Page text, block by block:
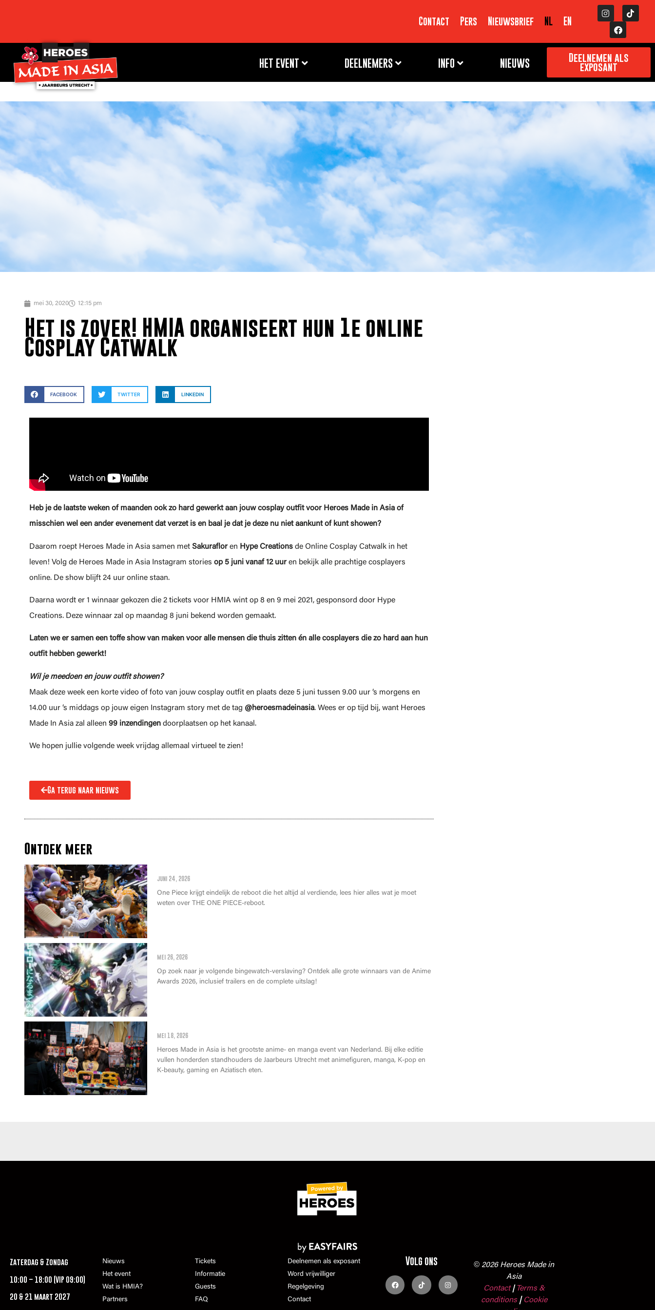
Contact Pers Nieuwsbrief NL EN
HET EVENT DEELNEMERS INFO NIEUWS Deelnemen als
exposant
mei 30, 2020 12:15 pm
Het is zover! HMIA organiseert hun 1e online
Cosplay Catwalk
FACEBOOK TWITTER LINKEDIN
Heb je de laatste weken of maanden ook zo hard gewerkt aan jouw cosplay outfit voor Heroes Made in Asia of
misschien wel een ander evenement dat verzet is en baal je dat je deze nu niet aankunt of kunt showen?
Daarom roept Heroes Made in Asia samen met Sakuraflor en Hype Creations de Online Cosplay Catwalk in het
leven! Volg de Heroes Made in Asia Instagram stories op 5 juni vanaf 12 uur en bekijk alle prachtige cosplayers
online. De show blijft 24 uur online staan.
Daarna wordt er 1 winnaar gekozen die 2 tickets voor HMIA wint op 8 en 9 mei 2021, gesponsord door Hype
Creations. Deze winnaar zal op maandag 8 juni bekend worden gemaakt.
Laten we er samen een toffe show van maken voor alle mensen die thuis zitten én alle cosplayers die zo hard aan hun
outfit hebben gewerkt!
Wil je meedoen en jouw outfit showen?
Maak deze week een korte video of foto van jouw cosplay outfit en plaats deze 5 juni tussen 9.00 uur ‘s morgens en
14.00 uur ‘s middags op jouw eigen Instagram story met de tag @heroesmadeinasia. Wees er op tijd bij, want Heroes
Made In Asia zal alleen 99 inzendingen doorplaatsen op het kanaal.
We hopen jullie volgende week vrijdag allemaal virtueel te zien!
Ga terug naar nieuws
Ontdek meer
juni 24, 2026
One Piece krijgt eindelijk de reboot die het altijd al verdiende, lees hier alles wat je moet
weten over THE ONE PIECE-reboot.
mei 26, 2026
Op zoek naar je volgende bingewatch-verslaving? Ontdek alle grote winnaars van de Anime
Awards 2026, inclusief trailers en de complete uitslag!
mei 18, 2026
Heroes Made in Asia is het grootste anime- en manga event van Nederland. Bij elke editie
vullen honderden standhouders de Jaarbeurs Utrecht met animefiguren, manga, K-pop en
K-beauty, gaming en Aziatisch eten.
Zaterdag & Zondag
10:00 – 18:00 (VIP 09:00)
20 & 21 maart 2027
Nieuws
Het event
Wat is HMIA?
Partners
Tickets
Informatie
Guests
FAQ
Deelnemen als exposant
Word vrijwilliger
Regelgeving
Contact
Volg ons
© 2026 Heroes Made in
Asia
Contact | Terms &
conditions | Cookie